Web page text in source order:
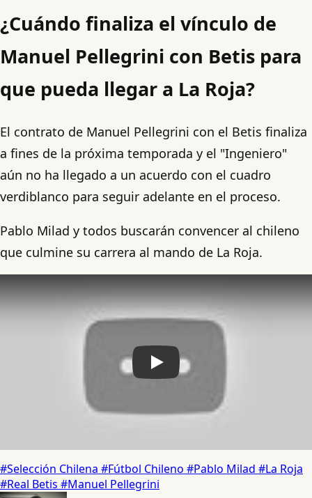
¿Cuándo finaliza el vínculo de
Manuel Pellegrini con Betis para
que pueda llegar a La Roja?
El contrato de Manuel Pellegrini con el Betis finaliza
a fines de la próxima temporada y el "Ingeniero"
aún no ha llegado a un acuerdo con el cuadro
verdiblanco para seguir adelante en el proceso.
Pablo Milad y todos buscarán convencer al chileno
que culmine su carrera al mando de La Roja.
Play
#Selección Chilena #Fútbol Chileno #Pablo Milad #La Roja
#Real Betis #Manuel Pellegrini